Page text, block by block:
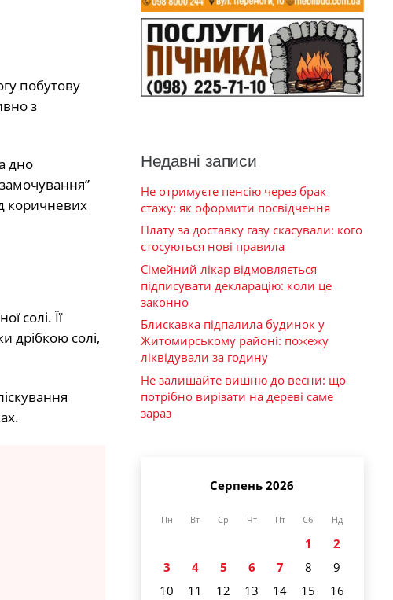
побутову
з
дно
коричневих
солі. Її
дрібкою солі,
Недавні записи
Не отримуєте пенсію через брак
стажу: як оформити посвідчення
Плату за доставку газу скасували: кого
стосуються нові правила
Сімейний лікар відмовляється
підписувати декларацію: коли це
законно
Блискавка підпалила будинок у
Житомирському районі: пожежу
ліквідували за годину
Не залишайте вишню до весни: що
потрібно вирізати на дереві саме
зараз
Серпень 2026
Пн Вт Ср Чт Пт Сб Нд
1
2
3
4 5 6 7 8
9
10
11 12 13 14 15
16